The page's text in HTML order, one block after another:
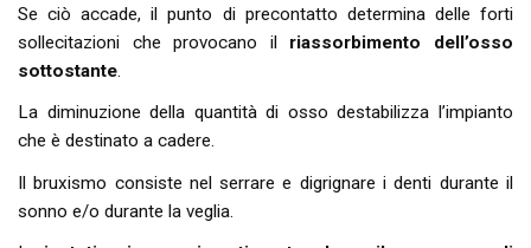
Se ciò accade, il punto di precontatto determina delle forti
sollecitazioni che provocano il riassorbimento dell’osso
sottostante.
La diminuzione della quantità di osso destabilizza l’impianto
che è destinato a cadere.
Il bruxismo consiste nel serrare e digrignare i denti durante il
sonno e/o durante la veglia.